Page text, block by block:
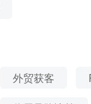
外贸获客